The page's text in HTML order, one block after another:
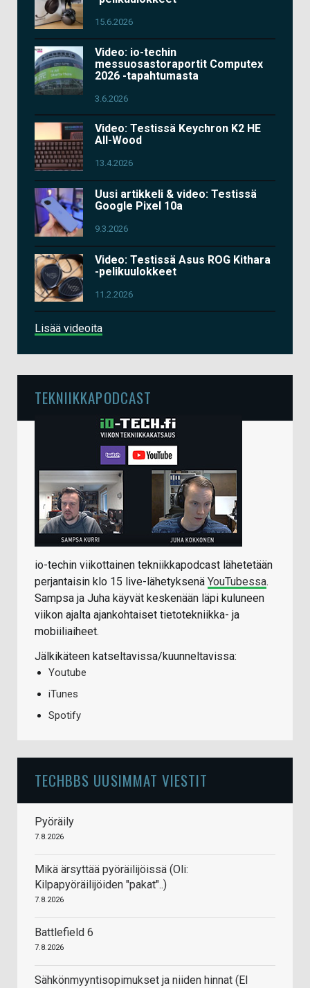
15.6.2026
Video: io-techin
messuosastoraportit Computex
2026 -tapahtumasta
3.6.2026
Video: Testissä Keychron K2 HE
All-Wood
13.4.2026
Uusi artikkeli & video: Testissä
Google Pixel 10a
9.3.2026
Video: Testissä Asus ROG Kithara
-pelikuulokkeet
11.2.2026
Lisää videoita
TEKNIIKKAPODCAST
io-techin viikottainen tekniikkapodcast lähetetään
perjantaisin klo 15 live-lähetyksenä YouTubessa.
Sampsa ja Juha käyvät keskenään läpi kuluneen
viikon ajalta ajankohtaiset tietotekniikka- ja
mobiiliaiheet.
Jälkikäteen katseltavissa/kuunneltavissa:
Youtube
iTunes
Spotify
TECHBBS UUSIMMAT VIESTIT
Pyöräily
7.8.2026
Mikä ärsyttää pyöräilijöissä (Oli:
Kilpapyöräilijöiden "pakat"..)
7.8.2026
Battlefield 6
7.8.2026
Sähkönmyyntisopimukset ja niiden hinnat (EI